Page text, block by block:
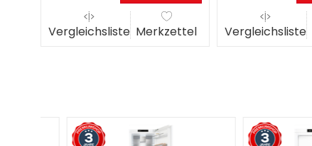
Vergleichsliste Merkzettel Vergleichsliste